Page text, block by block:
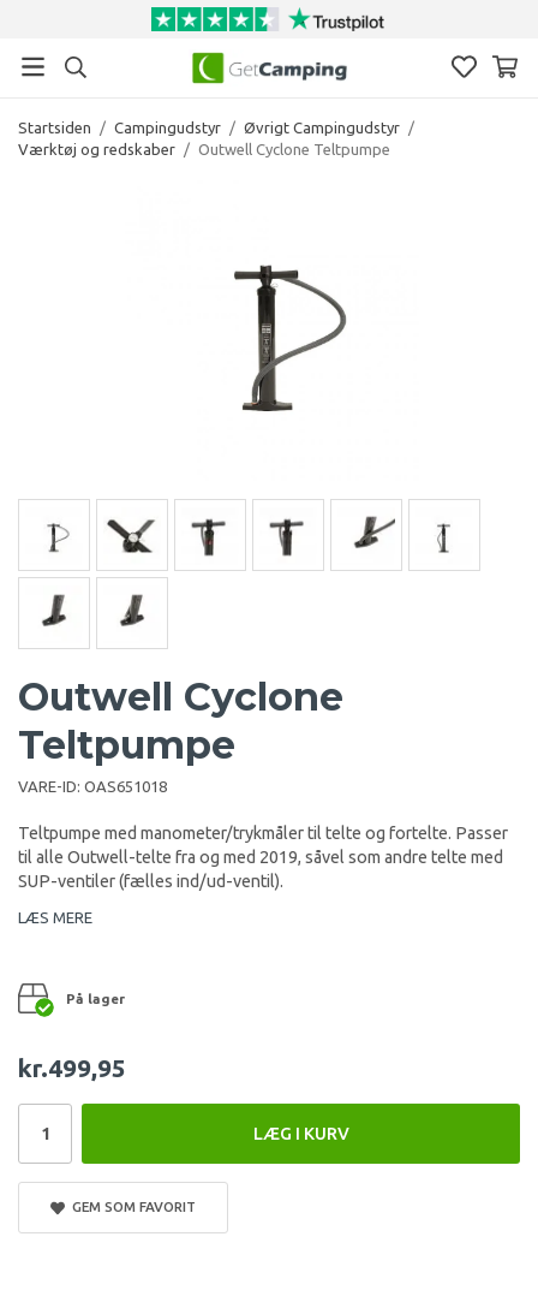
Startsiden / Campingudstyr / Øvrigt Campingudstyr /
Værktøj og redskaber / Outwell Cyclone Teltpumpe
Outwell Cyclone
Teltpumpe
VARE-ID: OAS651018
Teltpumpe med manometer/trykmåler til telte og fortelte. Passer
til alle Outwell-telte fra og med 2019, såvel som andre telte med
SUP-ventiler (fælles ind/ud-ventil).
LÆS MERE
På lager
kr.499,95
LÆG I KURV
GEM SOM FAVORIT